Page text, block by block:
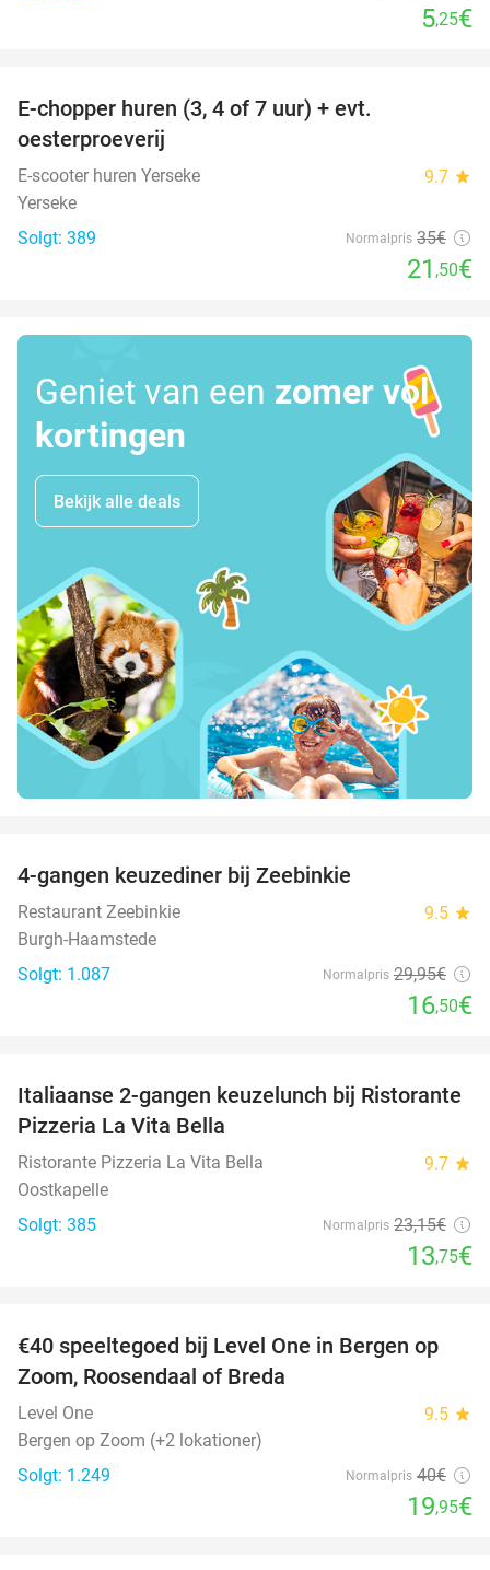
5,25€
E-chopper huren (3, 4 of 7 uur) + evt.
oesterproeverij
E-scooter huren Yerseke 9.7 star
Yerseke
Solgt: 389
Normalpris 35€
21 ,50€
Geniet van een zomer vol
kortingen
Bekijk alle deals
4-gangen keuzediner bij Zeebinkie
Restaurant Zeebinkie 9.5 star
Burgh-Haamstede
Solgt: 1.087
Normalpris 29,95€
16,50€
41%
Italiaanse 2-gangen keuzelunch bij Ristorante
Pizzeria La Vita Bella
Ristorante Pizzeria La Vita Bella 9.7 star
Oostkapelle
Solgt: 385
Normalpris 23,15€
13,75€
50%
€40 speeltegoed bij Level One in Bergen op
Zoom, Roosendaal of Breda
Level One 9.5 star
Bergen op Zoom (+2 lokationer)
Solgt: 1.249
Normalpris 40€
19,95€